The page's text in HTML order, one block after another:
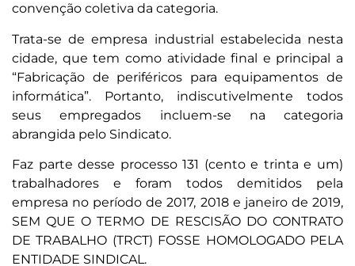
convenção coletiva da categoria.
Trata-se de empresa industrial estabelecida nesta
cidade, que tem como atividade final e principal a
“Fabricação de periféricos para equipamentos de
informática”. Portanto, indiscutivelmente todos
seus empregados incluem-se na categoria
abrangida pelo Sindicato.
Faz parte desse processo 131 (cento e trinta e um)
trabalhadores e foram todos demitidos pela
empresa no período de 2017, 2018 e janeiro de 2019,
SEM QUE O TERMO DE RESCISÃO DO CONTRATO
DE TRABALHO (TRCT) FOSSE HOMOLOGADO PELA
ENTIDADE SINDICAL.